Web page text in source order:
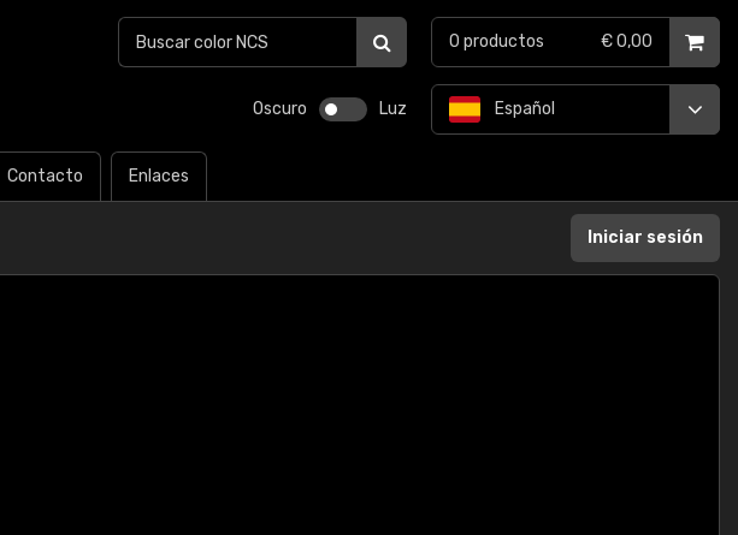
Oscuro Luz
Contacto Enlaces
Español
0 productos € 0,00
Iniciar sesión